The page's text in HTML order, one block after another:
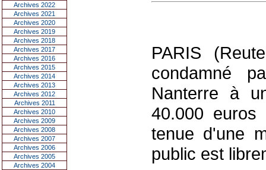
Archives 2022
Archives 2021
Archives 2020
Archives 2019
Archives 2018
Archives 2017
Archives 2016
Archives 2015
Archives 2014
Archives 2013
Archives 2012
Archives 2011
Archives 2010
Archives 2009
Archives 2008
Archives 2007
Archives 2006
Archives 2005
Archives 2004
PARIS
condamné
Nanterre à
40.000
tenue d'une
public est